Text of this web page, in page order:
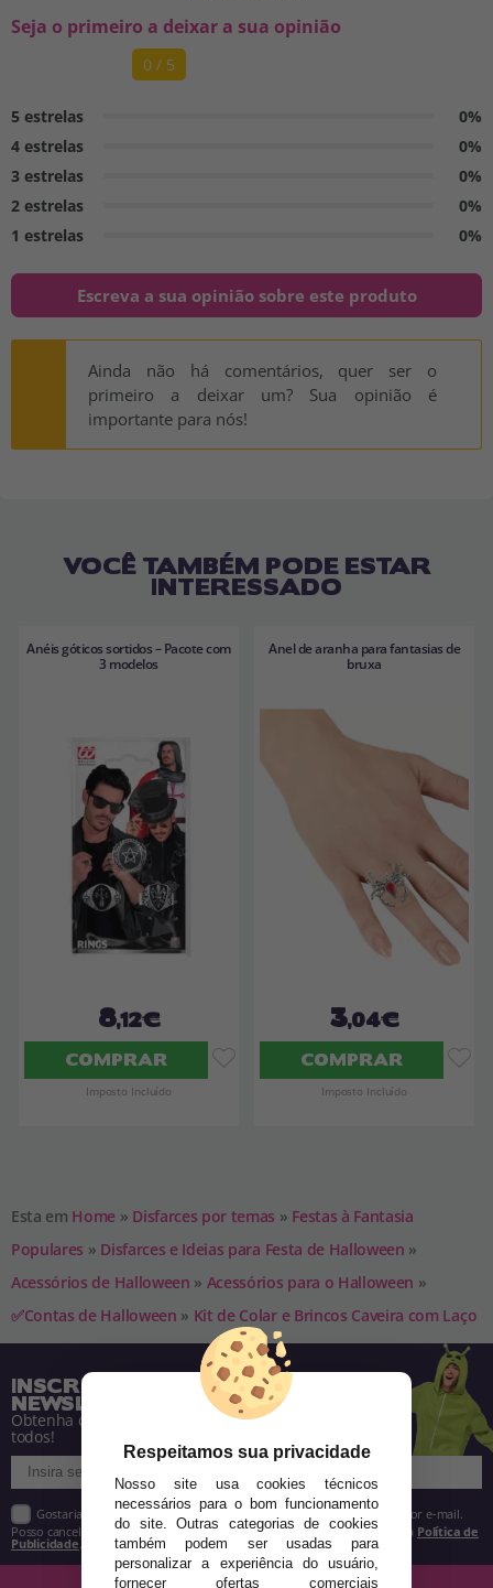
Seja o primeiro a deixar a sua opinião
0 / 5
5 estrelas
0%
4 estrelas
0%
3 estrelas
0%
2 estrelas
0%
1 estrelas
0%
Escreva a sua opinião sobre este produto
Ainda não há comentários, quer ser o
primeiro a deixar um? Sua opinião é
importante para nós!
VOCÊ TAMBÉM PODE ESTAR
INTERESSADO
Anéis góticos sortidos – Pacote com
3 modelos
8,12€
COMPRAR
Imposto Incluído
Anel de aranha para fantasias de
bruxa
3,04€
COMPRAR
Imposto Incluído
Esta em Home » Disfarces por temas » Festas à Fantasia
Populares » Disfarces e Ideias para Festa de Halloween »
Acessórios de Halloween » Acessórios para o Halloween »
✅Contas de Halloween » Kit de Colar e Brincos Caveira com Laço
INSCREVA-SE NA NOSSA
NEWSLETTER
Obtenha descontos e saiba de tudo antes de
todos!
Gostaria de receber descontos exclusivos, novidades e tendências por e-mail.
Posso cancelar a inscrição a qualquer momento, conforme estipulado na Política de
Publicidade
Respeitamos sua privacidade
Nosso site usa cookies técnicos
necessários para o bom funcionamento
do site. Outras categorias de cookies
também podem ser usadas para
personalizar a experiência do usuário,
fornecer ofertas comerciais